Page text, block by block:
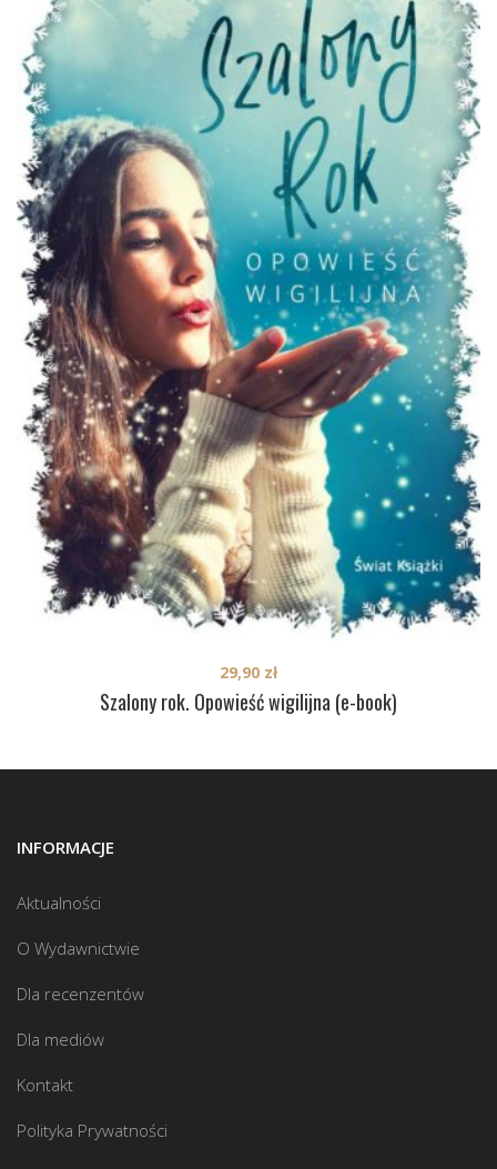
Szalony rok. Opowieść wigilijna (e-book)
29,90 zł
INFORMACJE
Aktualności
O Wydawnictwie
Dla recenzentów
Dla mediów
Kontakt
Polityka Prywatności